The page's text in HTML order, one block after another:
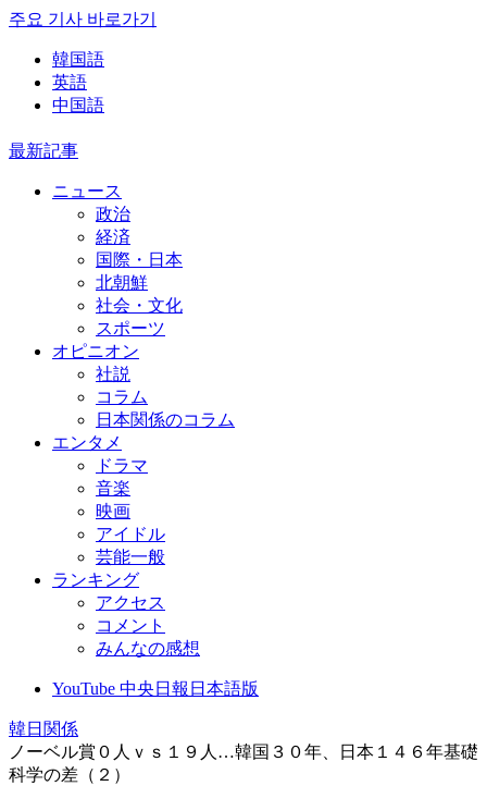
주요 기사 바로가기
韓国語
英語
中国語
最新記事
ニュース
政治
経済
国際・日本
北朝鮮
社会・文化
スポーツ
オピニオン
社説
コラム
日本関係のコラム
エンタメ
ドラマ
音楽
映画
アイドル
芸能一般
ランキング
アクセス
コメント
みんなの感想
YouTube 中央日報日本語版
韓日関係
ノーベル賞０人ｖｓ１９人…韓国３０年、日本１４６年基礎
科学の差（２）